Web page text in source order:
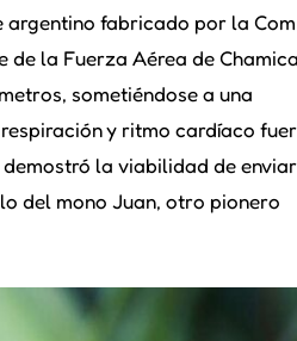
argentino fabricado por la
de la Fuerza Aérea de
sometiéndose a una
y ritmo cardíaco
la viabilidad de enviar
del mono Juan, otro pionero